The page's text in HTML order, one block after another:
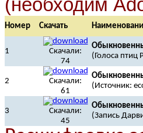
(необходим
Номер Скачать
1
Скачали:
74
(Голоса птиц
2
Скачали:
61
(Источник:
3
Скачали:
45
(Запись